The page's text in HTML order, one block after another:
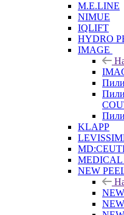
M.E.LINE
NIMUE
IQLIFT
HYDRO
IMAGE
KLAPP
MEDICAL
NEW